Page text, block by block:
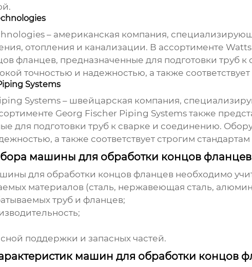
– американская компания,
отопления и канализации. В ассортименте
фланцев, предназначенные для подготовки труб
точностью и надежностью, а также
Systems
Systems – швейцарская компания,
Georg Fischer Piping Systems также
для подготовки труб к сварке и соединению.
а также соответствует строгим стандартам
машины для обработки концов фланцев
для обработки концов фланцевнеобходимо
материалов (сталь, нержавеющая сталь,
труб и фланцев;
поддержки и запасных частей.
машин для обработки концов